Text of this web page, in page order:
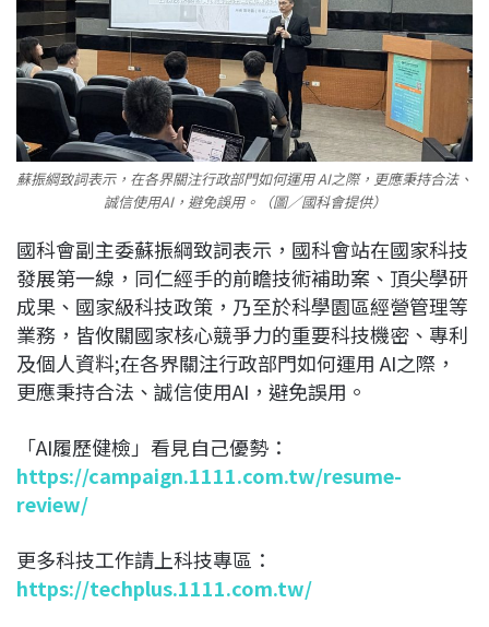
蘇振綱致詞表示，在各界關注行政部門如何運用 AI之際，更應秉持合法、
誠信使用AI，避免誤用。（圖／國科會提供）
國科會副主委蘇振綱致詞表示，國科會站在國家科技
發展第一線，同仁經手的前瞻技術補助案、頂尖學研
成果、國家級科技政策，乃至於科學園區經營管理等
業務，皆攸關國家核心競爭力的重要科技機密、專利
及個人資料;在各界關注行政部門如何運用 AI之際，
更應秉持合法、誠信使用AI，避免誤用。
「AI履歷健檢」看見自己優勢：
https://campaign.1111.com.tw/resume-
review/
更多科技工作請上科技專區：
https://techplus.1111.com.tw/